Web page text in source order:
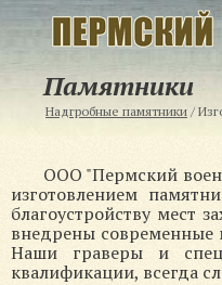
Надгробные памятники /
Памятники
ООО "Пермский
изготовлением
благоустройству мест
внедрены современные
Наши граверы и
квалификации, всегда